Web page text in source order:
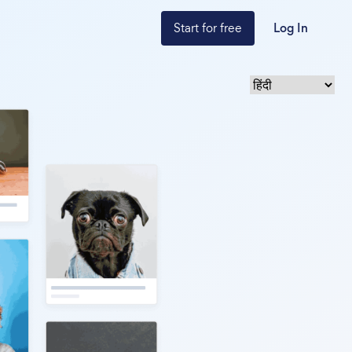
Start for free Log In